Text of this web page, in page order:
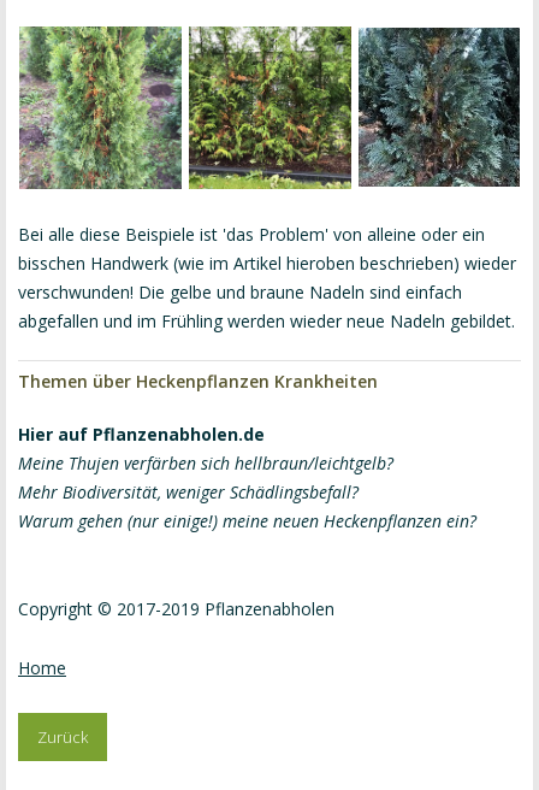
Bei alle diese Beispiele ist 'das Problem' von alleine oder ein
bisschen Handwerk (wie im Artikel hieroben beschrieben) wieder
verschwunden! Die gelbe und braune Nadeln sind einfach
abgefallen und im Frühling werden wieder neue Nadeln gebildet.
Themen über Heckenpflanzen Krankheiten
Hier auf Pflanzenabholen.de
Meine Thujen verfärben sich hellbraun/leichtgelb?
Mehr Biodiversität, weniger Schädlingsbefall?
Warum gehen (nur einige!) meine neuen Heckenpflanzen ein?
Copyright © 2017-2019 Pflanzenabholen
Home
Zurück